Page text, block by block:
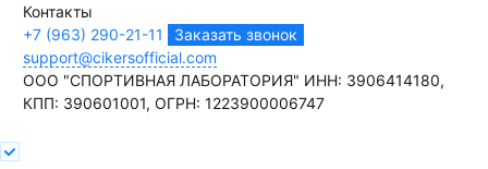
Контакты
+7 (963) 290-21-11
Заказать звонок
support@cikersofficial.com
ООО "СПОРТИВНАЯ ЛАБОРАТОРИЯ" ИНН: 3906414180,
КПП: 390601001, ОГРН: 1223900006747